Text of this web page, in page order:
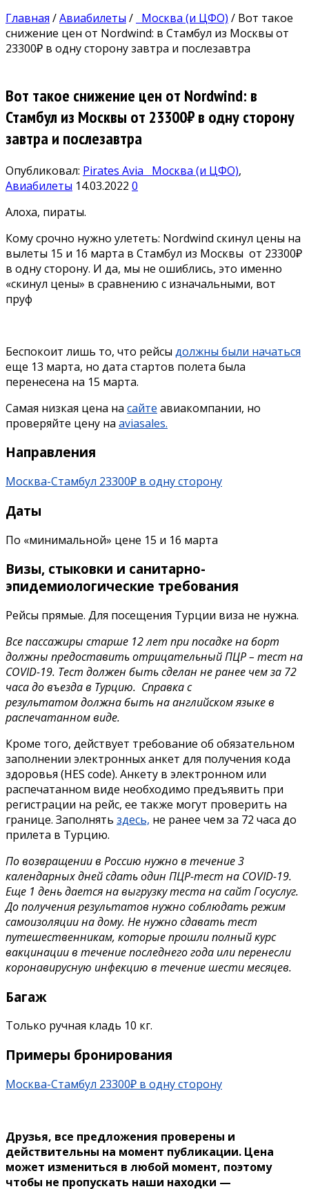
Главная /Авиабилеты / Москва (и ЦФО) / Вот такое
снижение цен от Nordwind: в Стамбул из Москвы от
23300₽ в одну сторону завтра и послезавтра
Вот такое снижение цен от Nordwind: в
Стамбул из Москвы от 23300₽ в одну сторону
завтра и послезавтра
Опубликовал: Pirates Avia Москва (и ЦФО),
Авиабилеты 14.03.2022 0
Алоха, пираты.
Кому срочно нужно улететь: Nordwind скинул цены на
вылеты 15 и 16 марта в Стамбул из Москвы от 23300₽
в одну сторону. И да, мы не ошиблись, это именно
«скинул цены» в сравнению с изначальными, вот
пруф
Беспокоит лишь то, что рейсы должны были начаться
еще 13 марта, но дата стартов полета была
перенесена на 15 марта.
Самая низкая цена на сайте авиакомпании, но
проверяйте цену на aviasales.
Направления
Москва-Стамбул 23300₽ в одну сторону
Даты
По «минимальной» цене 15 и 16 марта
Визы, стыковки и санитарно-
эпидемиологические требования
Рейсы прямые. Для посещения Турции виза не нужна.
Все пассажиры старше 12 лет при посадке на борт
должны предоставить отрицательный ПЦР – тест на
COVID-19. Тест должен быть сделан не ранее чем за 72
часа до въезда в Турцию. Справка с
результатом должна быть на английском языке в
распечатанном виде.
Кроме того, действует требование об обязательном
заполнении электронных анкет для получения кода
здоровья (HES code). Анкету в электронном или
распечатанном виде необходимо предъявить при
регистрации на рейс, ее также могут проверить на
границе. Заполнять здесь, не ранее чем за 72 часа до
прилета в Турцию.
По возвращении в Россию нужно в течение 3
календарных дней сдать один ПЦР-тест на COVID-19.
Еще 1 день дается на выгрузку теста на сайт Госуслуг.
До получения результатов нужно соблюдать режим
самоизоляции на дому. Не нужно сдавать тест
путешественникам, которые прошли полный курс
вакцинации в течение последнего года или перенесли
коронавирусную инфекцию в течение шести месяцев.
Багаж
Только ручная кладь 10 кг.
Примеры бронирования
Москва-Стамбул 23300₽ в одну сторону
Друзья, все предложения проверены и
действительны на момент публикации. Цена
может измениться в любой момент, поэтому
чтобы не пропускать наши находки —